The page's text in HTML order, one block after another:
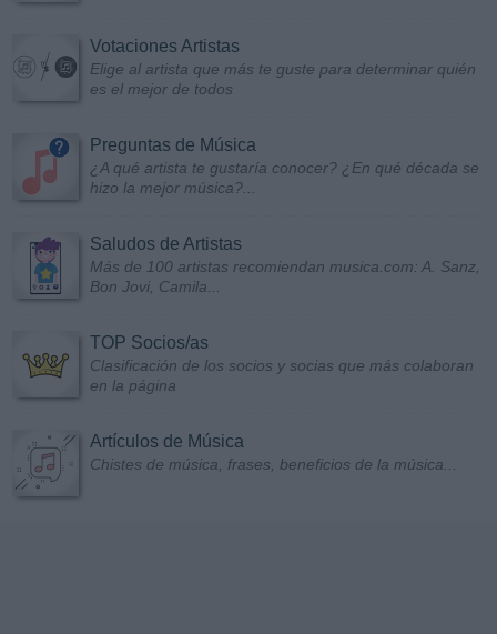
Votaciones Artistas
Elige al artista que más te guste para determinar quién
es el mejor de todos
Preguntas de Música
¿A qué artista te gustaría conocer? ¿En qué década se
hizo la mejor música?...
Saludos de Artistas
Más de 100 artistas recomiendan musica.com: A. Sanz,
Bon Jovi, Camila...
TOP Socios/as
Clasificación de los socios y socias que más colaboran
en la página
Artículos de Música
Chistes de música, frases, beneficios de la música...